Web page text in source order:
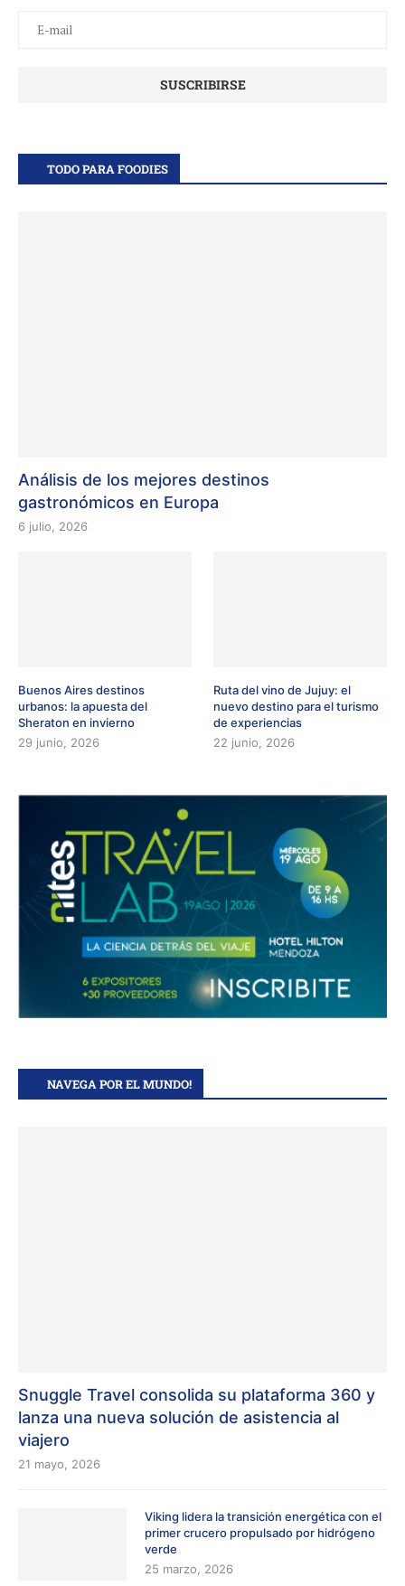
TODO PARA FOODIES
Análisis de los mejores destinos
gastronómicos en Europa
6 julio, 2026
Buenos Aires destinos
urbanos: la apuesta del
Sheraton en invierno
29 junio, 2026
Ruta del vino de Jujuy: el
nuevo destino para el turismo
de experiencias
22 junio, 2026
NAVEGA POR EL MUNDO!
Snuggle Travel consolida su plataforma 360 y
lanza una nueva solución de asistencia al
viajero
21 mayo, 2026
Viking lidera la transición energética con el
primer crucero propulsado por hidrógeno
verde
25 marzo, 2026